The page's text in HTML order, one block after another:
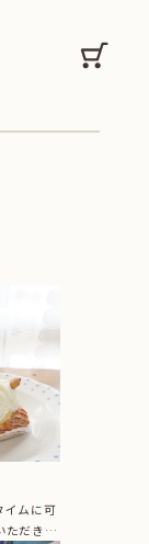
カー
イムに可
ただきま